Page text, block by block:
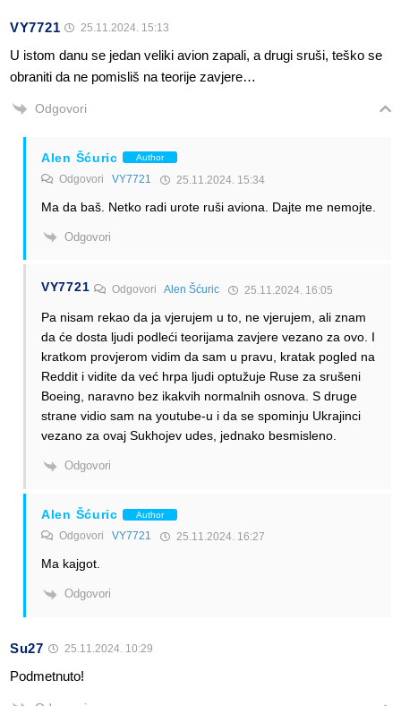
VY7721 25.11.2024. 15:13
U istom danu se jedan veliki avion zapali, a drugi sruši, teško se
obraniti da ne pomisliš na teorije zavjere…
Odgovori
Alen Šćuric Author
Odgovori VY7721 25.11.2024. 15:34
Ma da baš. Netko radi urote ruši aviona. Dajte me nemojte.
Odgovori
VY7721 OdgovoriAlen Šćuric 25.11.2024. 16:05
Pa nisam rekao da ja vjerujem u to, ne vjerujem, ali znam
da će dosta ljudi podleći teorijama zavjere vezano za ovo. I
kratkom provjerom vidim da sam u pravu, kratak pogled na
Reddit i vidite da već hrpa ljudi optužuje Ruse za srušeni
Boeing, naravno bez ikakvih normalnih osnova. S druge
strane vidio sam na youtube-u i da se spominju Ukrajinci
vezano za ovaj Sukhojev udes, jednako besmisleno.
Odgovori
Alen Šćuric Author
Odgovori VY7721 25.11.2024. 16:27
Ma kajgot.
Odgovori
Su27 25.11.2024. 10:29
Podmetnuto!